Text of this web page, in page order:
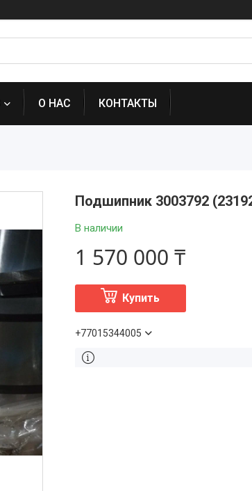
О НАС КОНТАКТЫ
Подшипник 3003792
В наличии
1 570 000 ₸
Купить
+77015344005